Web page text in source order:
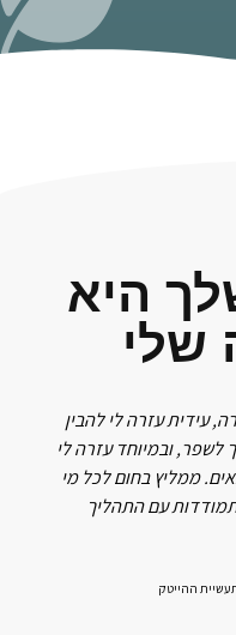
היא
שלי
עידית עזרה לי להבין
ובמיוחד עזרה לי
ממליץ בחום לכל מי
עם התהליך
ההייטק